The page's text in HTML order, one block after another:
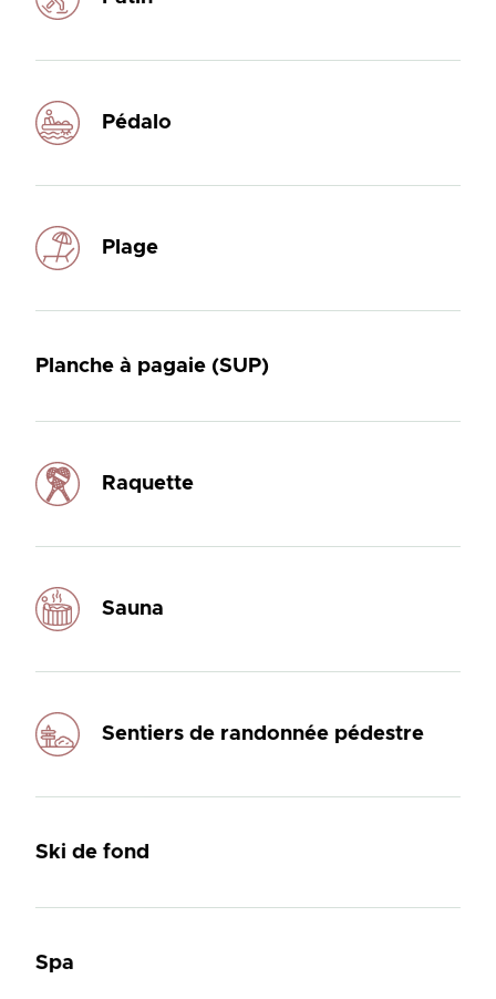
Pédalo
Plage
Planche à pagaie (SUP)
Raquette
Sauna
Sentiers de randonnée pédestre
Ski de fond
Spa